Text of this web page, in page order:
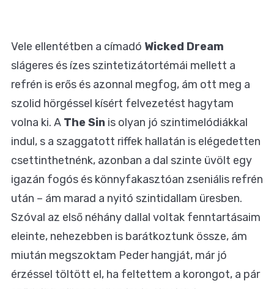
Vele ellentétben a címadó Wicked Dream
slágeres és ízes szintetizátortémái mellett a
refrén is erős és azonnal megfog, ám ott meg a
szolid hörgéssel kísért felvezetést hagytam
volna ki. A The Sin is olyan jó szintimelódiákkal
indul, s a szaggatott riffek hallatán is elégedetten
csettinthetnénk, azonban a dal szinte üvölt egy
igazán fogós és könnyfakasztóan zseniális refrén
után – ám marad a nyitó szintidallam üresben.
Szóval az első néhány dallal voltak fenntartásaim
eleinte, nehezebben is barátkoztunk össze, ám
miután megszoktam Peder hangját, már jó
érzéssel töltött el, ha feltettem a korongot, a pár